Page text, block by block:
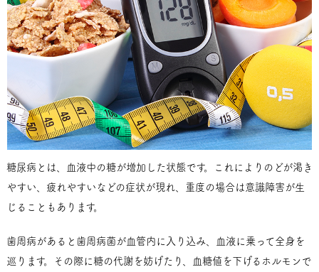
糖尿病とは、血液中の糖が増加した状態です。これによりのどが渇き
やすい、疲れやすいなどの症状が現れ、重度の場合は意識障害が生
じることもあります。
歯周病があると歯周病菌が血管内に入り込み、血液に乗って全身を
巡ります。その際に糖の代謝を妨げたり、血糖値を下げるホルモンで